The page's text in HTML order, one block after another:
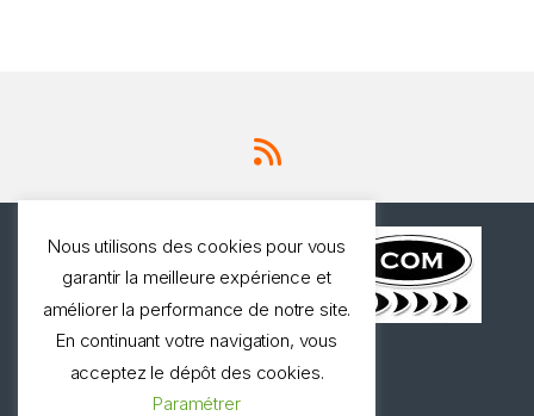
nous!
0327973537
Nous utilisons des cookies pour vous
garantir la meilleure expérience et
améliorer la performance de notre site.
En continuant votre navigation, vous
acceptez le dépôt des cookies.
Paramétrer